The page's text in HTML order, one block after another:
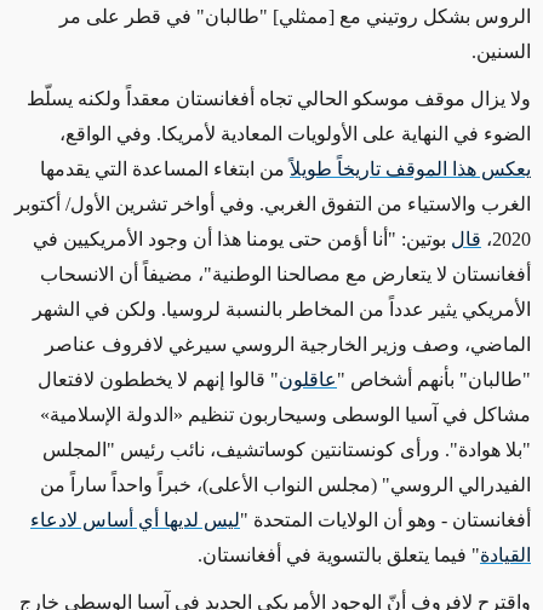
الروس بشكل روتيني مع [ممثلي] "طالبان" في قطر على مر
السنين.
ولا يزال موقف موسكو الحالي تجاه أفغانستان معقداً ولكنه يسلّط
الضوء في النهاية على الأولويات المعادية لأمريكا. وفي الواقع،
يعكس هذا الموقف تاريخاً طويلاًمن ابتغاء المساعدة التي يقدمها
الغرب والاستياء من التفوق الغربي. وفي أواخر تشرين الأول/ أكتوبر
2020،
قال بوتين: "أنا أؤمن حتى يومنا هذا أن وجود الأمريكيين في
أفغانستان لا يتعارض مع مصالحنا الوطنية"، مضيفاً أن الانسحاب
الأمريكي يثير عدداً من المخاطر بالنسبة لروسيا. ولكن في الشهر
الماضي، وصف وزير الخارجية الروسي سيرغي لافروف عناصر
"طالبان" بأنهم أشخاص "عاقلون" قالوا إنهم لا يخططون لافتعال
مشاكل في آسيا الوسطى وسيحاربون تنظيم « الدولة الإسلامية»
"بلا هوادة". ورأى كونستانتين كوساتشيف، نائب رئيس "المجلس
الفيدرالي الروسي" (مجلس النواب الأعلى)، خبراً واحداً ساراً من
أفغانستان - وهو أن الولايات المتحدة "ليس لديها أي أساس لادعاء
القيادة" فيما يتعلق بالتسوية في أفغانستان.
واقترح لافروف أنّ الوجود الأمريكي الجديد في آسيا الوسطى خارج